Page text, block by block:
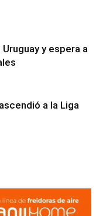
y espera a
a la Liga